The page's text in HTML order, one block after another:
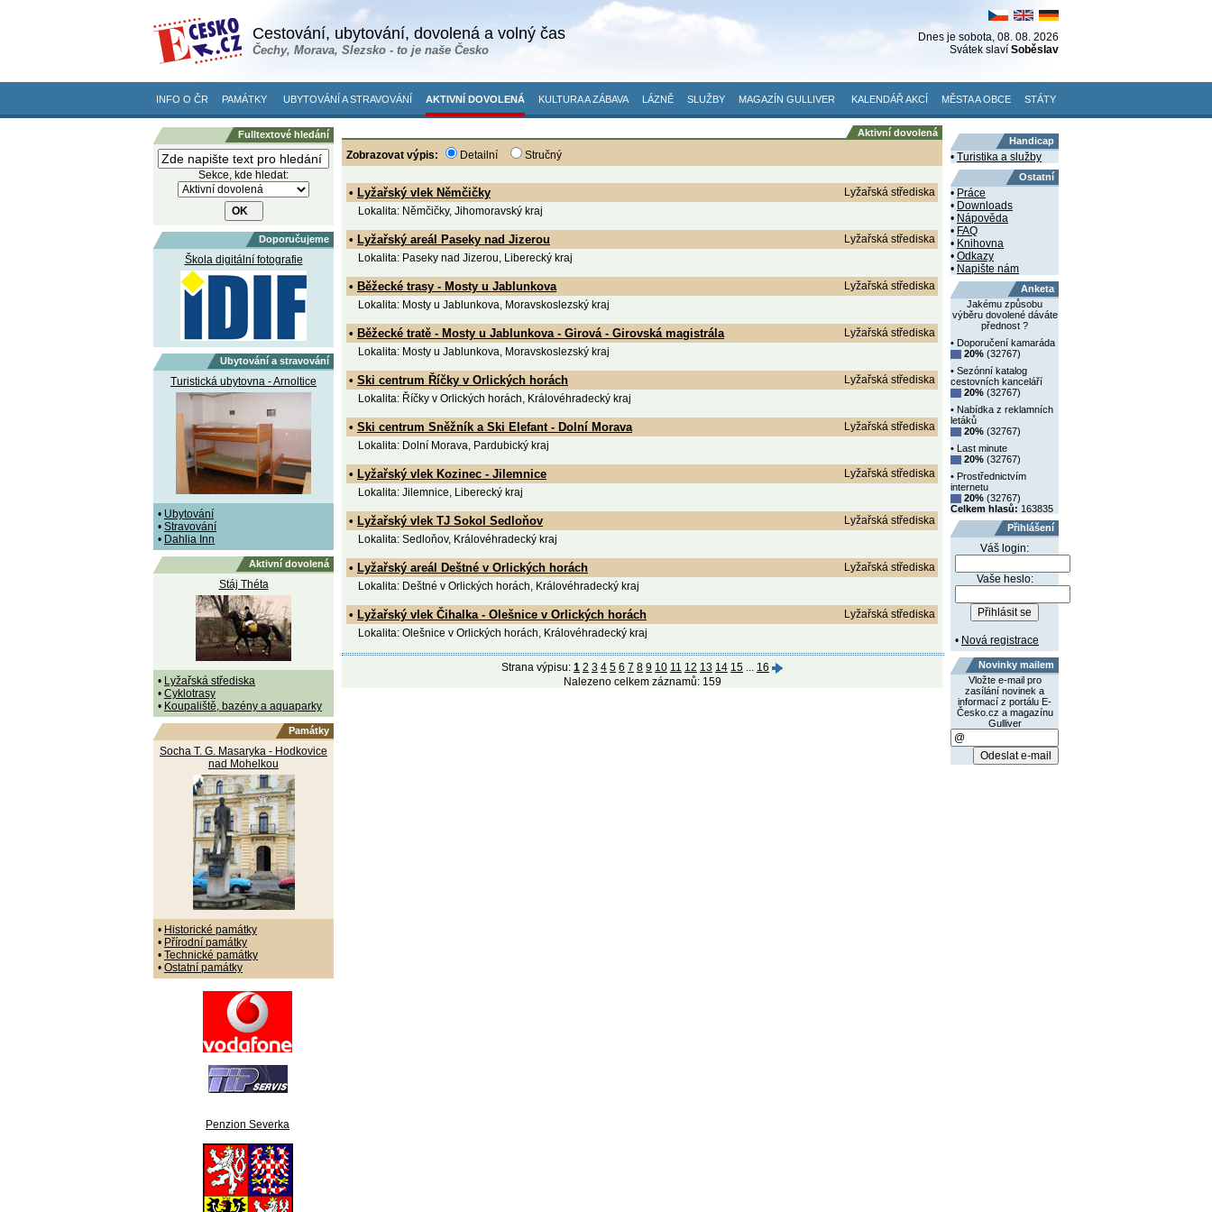
Cestování, ubytování, dovolená a volný čas
Čechy, Morava, Slezsko - to je naše Česko
Dnes je sobota, 08. 08. 2026
Svátek slaví Soběslav
INFO O ČR PAMÁTKY UBYTOVÁNÍ A STRAVOVÁNÍ AKTIVNÍ DOVOLENÁ KULTURA A ZÁBAVA LÁZNĚ SLUŽBY MAGAZÍN GULLIVER KALENDÁŘ AKCÍ MĚSTA A OBCE STÁTY
Fulltextové hledání
Sekce, kde hledat:
Doporučujeme
Škola digitální fotografie
Ubytování a stravování
Turistická ubytovna - Arnoltice
• Ubytování
• Stravování
• Dahlia Inn
Aktivní dovolená
Stáj Théta
• Lyžařská střediska
• Cyklotrasy
• Koupaliště, bazény a aquaparky
Památky
Socha T. G. Masaryka - Hodkovice
nad Mohelkou
• Historické památky
• Přírodní památky
• Technické památky
• Ostatní památky
Penzion Severka
Aktivní dovolená
Zobrazovat výpis: Detailní Stručný
• Lyžařský vlek Němčičky
Lyžařská střediska
Lokalita: Němčičky, Jihomoravský kraj
• Lyžařský areál Paseky nad Jizerou
Lyžařská střediska
Lokalita: Paseky nad Jizerou, Liberecký kraj
• Běžecké trasy - Mosty u Jablunkova
Lyžařská střediska
Lokalita: Mosty u Jablunkova, Moravskoslezský kraj
• Běžecké tratě - Mosty u Jablunkova - Girová - Girovská magistrála
Lyžařská střediska
Lokalita: Mosty u Jablunkova, Moravskoslezský kraj
• Ski centrum Říčky v Orlických horách
Lyžařská střediska
Lokalita: Říčky v Orlických horách, Královéhradecký kraj
• Ski centrum Sněžník a Ski Elefant - Dolní Morava
Lyžařská střediska
Lokalita: Dolní Morava, Pardubický kraj
• Lyžařský vlek Kozinec - Jilemnice
Lyžařská střediska
Lokalita: Jilemnice, Liberecký kraj
• Lyžařský vlek TJ Sokol Sedloňov
Lyžařská střediska
Lokalita: Sedloňov, Královéhradecký kraj
• Lyžařský areál Deštné v Orlických horách
Lyžařská střediska
Lokalita: Deštné v Orlických horách, Královéhradecký kraj
• Lyžařský vlek Čihalka - Olešnice v Orlických horách
Lyžařská střediska
Lokalita: Olešnice v Orlických horách, Královéhradecký kraj
Strana výpisu: 1 2 3 4 5 6 7 8 9 10 11 12 13 14 15 ... 16
Nalezeno celkem záznamů: 159
Handicap
• Turistika a služby
Ostatní
• Práce
• Downloads
• Nápověda
• FAQ
• Knihovna
• Odkazy
• Napište nám
Anketa
Jakému způsobu
výběru dovolené dáváte
přednost ?
• Doporučení kamaráda
20% (32767)
• Sezónní katalog
cestovních kanceláří
20% (32767)
• Nabídka z reklamních
letáků
20% (32767)
• Last minute
20% (32767)
• Prostřednictvím
internetu
20% (32767)
Celkem hlasů: 163835
Přihlášení
Váš login:
Vaše heslo:
• Nová registrace
Novinky mailem
Vložte e-mail pro
zasílání novinek a
informací z portálu E-
Česko.cz a magazínu
Gulliver